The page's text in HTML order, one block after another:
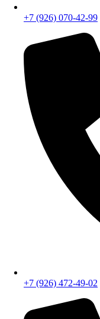
+7 (926) 070-42-99
+7 (926) 472-49-02